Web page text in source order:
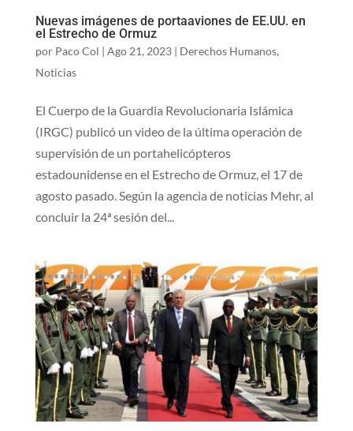
Nuevas imágenes de portaaviones de EE.UU. en
el Estrecho de Ormuz
por Paco Col | Ago 21, 2023| Derechos Humanos,
Noticias
El Cuerpo de la Guardia Revolucionaria Islámica
(IRGC) publicó un video de la última operación de
supervisión de un portahelicópteros
estadounidense en el Estrecho de Ormuz, el 17 de
agosto pasado. Según la agencia de noticias Mehr, al
concluir la 24ª sesión del...